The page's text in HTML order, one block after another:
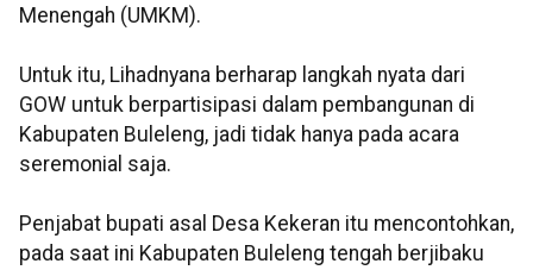
Menengah (UMKM).
Untuk itu, Lihadnyana berharap langkah nyata dari
GOW untuk berpartisipasi dalam pembangunan di
Kabupaten Buleleng, jadi tidak hanya pada acara
seremonial saja.
Penjabat bupati asal Desa Kekeran itu mencontohkan,
pada saat ini Kabupaten Buleleng tengah berjibaku